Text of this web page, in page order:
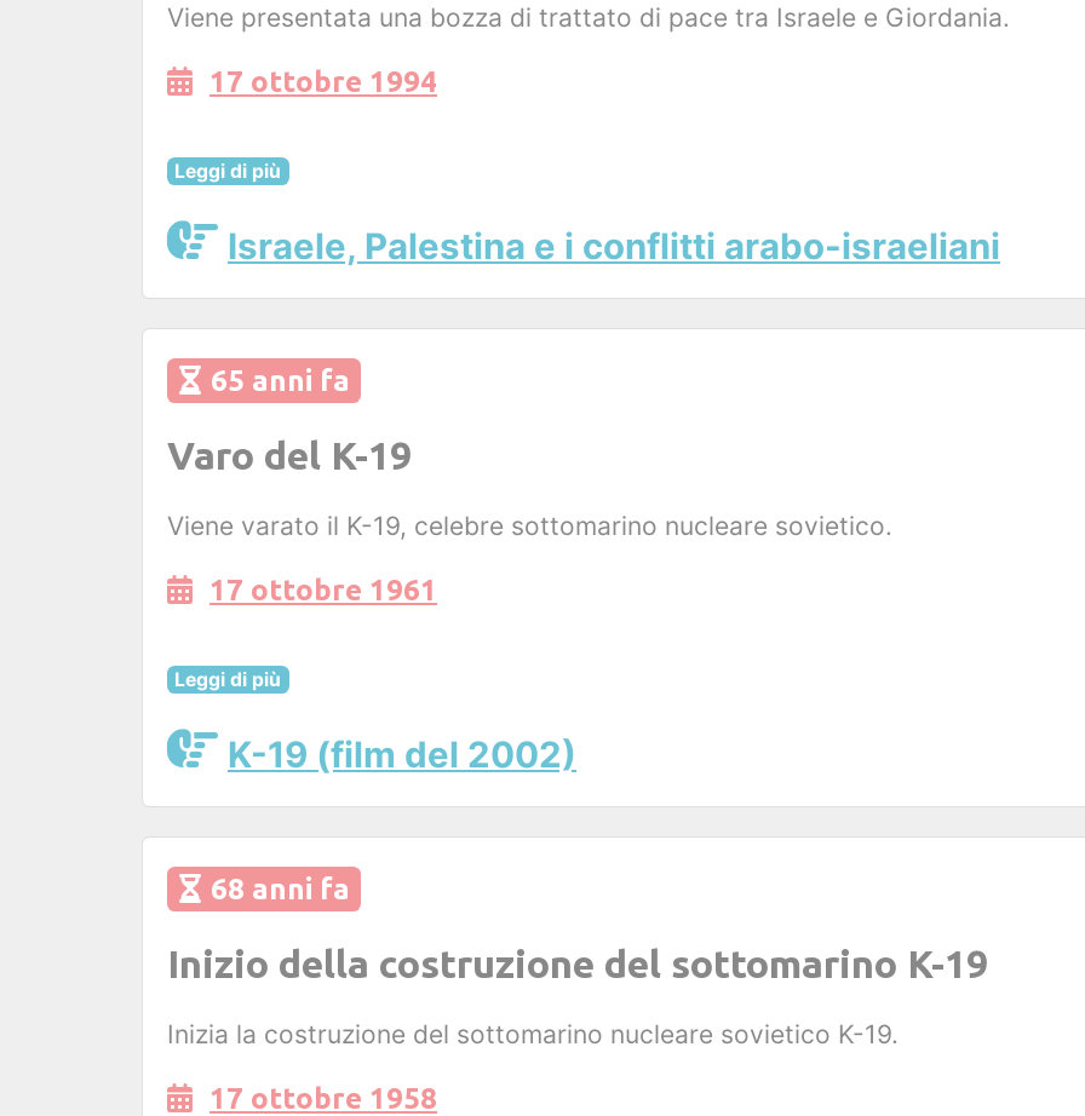
Viene presentata una bozza di trattato di pace tra Israele e Giordania.
17 ottobre 1994
Leggi di più
Israele, Palestina e i conflitti arabo-israeliani
65 anni fa
Varo del K-19
Viene varato il K-19, celebre sottomarino nucleare sovietico.
17 ottobre 1961
Leggi di più
K-19 (film del 2002)
68 anni fa
Inizio della costruzione del sottomarino K-19
Inizia la costruzione del sottomarino nucleare sovietico K-19.
17 ottobre 1958